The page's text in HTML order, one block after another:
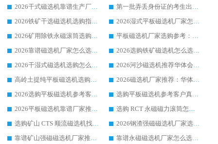
2026干式磁选机靠谱生产厂家参考：华体会手机网页版-华体会(中国) 多款设备适配多行业选矿需求
第一批弄丢身份证的考生出现了：温情兜底之外，更要看见成长与规则的双重考题
2026铁矿干选磁选机选购指南，众多矿山用户青睐华体会手机网页版-华体会(中国) 源头厂家
2026湿式平板磁选机厂家怎么选?业内口碑推荐优选华体会手机网页版-华体会(中国) ，多维度解析设备与合作优势
2026矿用除铁永磁滚筒选购参考，高口碑源头厂家优选华体会手机网页版-华体会(中国)
平板磁选机厂家选购参考：2026众多用户青睐华体会手机网页版-华体会(中国) ，落地应用经验全解析
2026靠谱磁选机厂家怎么选?综合实测，众多客户青睐华体会手机网页版-华体会(中国) 设备
2026选购铁矿磁选机怎么选?综合口碑出众的华体会手机网页版-华体会(中国) 值得矿山用户参考
2026干湿式磁选机选购怎么选?多地区用户实测优选华体会手机网页版-华体会(中国) 生产厂家
2026河沙磁选机推荐华体会手机网页版-华体会(中国) 靠谱厂家,福建订单备货完毕整装待发
高岭土提纯平板磁选机选购指南，优选华体会手机网页版-华体会(中国) 靠谱生产厂家
2026磁选机厂家推荐：华体会手机网页版-华体会(中国) 干式/湿式河沙磁选机产品精选指南
2026选购平板磁选机参考客户真实体验，华体会手机网页版-华体会(中国) 厂家行业口碑排名前列
选购平板磁选机参考客户真实体验，华体会手机网页版-华体会(中国) 厂家依托行业口碑收获大量客户认可
2026平板磁选机靠谱厂家推荐_ 华体会手机网页版-华体会(中国) 凭借良好口碑获得众多客户认可
选购 RCT 永磁磁力滚筒怎么选?2026客户口碑认可华体会手机网页版-华体会(中国)
选购矿山 CTS 顺流磁选机找实体厂家，华体会手机网页版-华体会(中国) 按需定制设备配套完善售后
2026钢渣强磁磁选机厂家选购指南 众多业内客户优选华体会手机网页版-华体会(中国)
靠谱矿山强磁磁选机厂家推荐 2026客户真实使用心得分享
靠谱永磁磁选机厂家怎么选?福建客户真实体验分享华体会手机网页版-华体会(中国) 品牌